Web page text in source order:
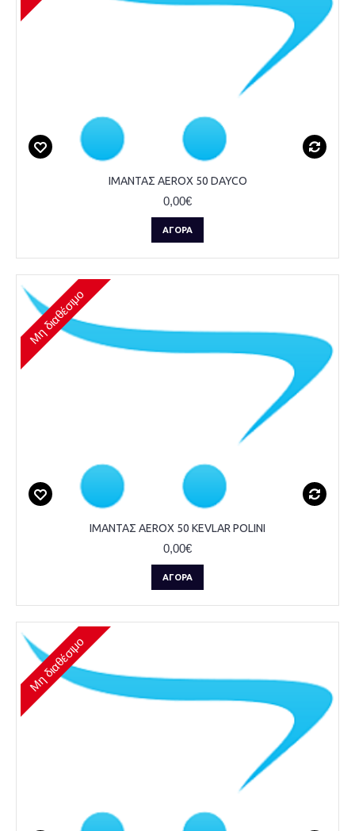
ΙΜΑΝΤΑΣ AEROX 50 DAYCO
0,00€
ΑΓΟΡΆ
Μη διαθέσιμο
ΙΜΑΝΤΑΣ AEROX 50 KEVLAR POLINI
0,00€
ΑΓΟΡΆ
Μη διαθέσιμο